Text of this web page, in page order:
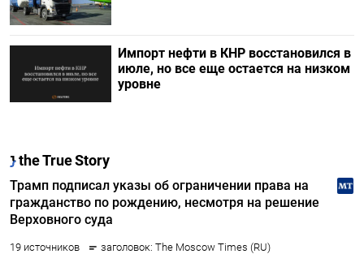
Импорт нефти в КНР восстановился в
июле, но все еще остается на низком
уровне